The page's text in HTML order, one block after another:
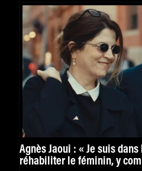
Agnès Jaoui : « Je suis dans
réhabiliter le féminin, y